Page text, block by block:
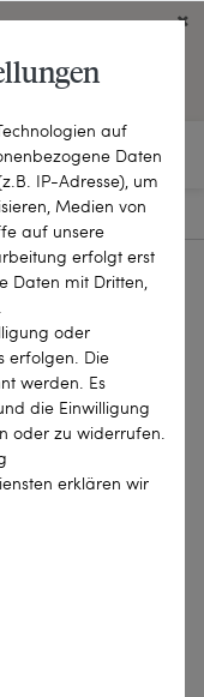
& NADELN 22-0709
auf
Daten
IP-Adresse), um
Medien von
auf unsere
erfolgt erst
Daten mit Dritten,
oder
erfolgen. Die
werden. Es
die Einwilligung
oder zu widerrufen.
erklären wir